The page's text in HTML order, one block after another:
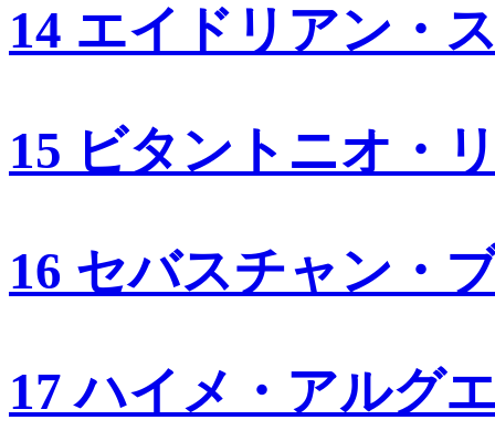
14 エイドリアン・
15 ビタントニオ・
16 セバスチャン・
17 ハイメ・アルグ